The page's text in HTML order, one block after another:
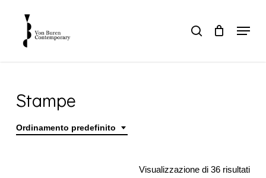
content
search Menu
Stampe
Ordinamento predefinito
Visualizzazione di 36 risultati
Close